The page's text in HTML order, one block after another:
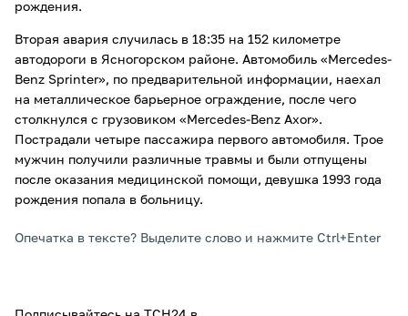
рождения.
Вторая авария случилась в 18:35 на 152 километре
автодороги в Ясногорском районе. Автомобиль «Mercedes-
Benz Sprinter», по предварительной информации, наехал
на металлическое барьерное ограждение, после чего
столкнулся с грузовиком «Mercedes-Benz Axor».
Пострадали четыре пассажира первого автомобиля. Трое
мужчин получили различные травмы и были отпущены
после оказания медицинской помощи, девушка 1993 года
рождения попала в больницу.
Опечатка в тексте? Выделите слово и нажмите Ctrl+Enter